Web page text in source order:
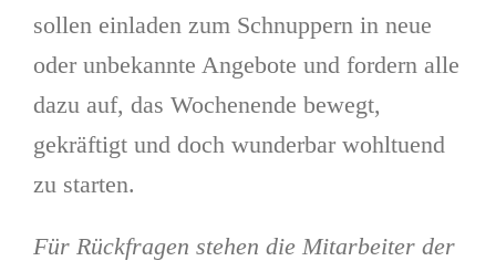
sollen einladen zum Schnuppern in neue
oder unbekannte Angebote und fordern alle
dazu auf, das Wochenende bewegt,
gekräftigt und doch wunderbar wohltuend
zu starten.
Für Rückfragen stehen die Mitarbeiter der